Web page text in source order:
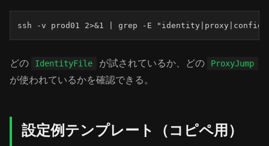
ssh -v prod01 2>&1 | grep -E "identity|proxy|config"
どの IdentityFile が試されているか、どの ProxyJump
が使われているかを確認できる。
設定例テンプレート（コピペ用）